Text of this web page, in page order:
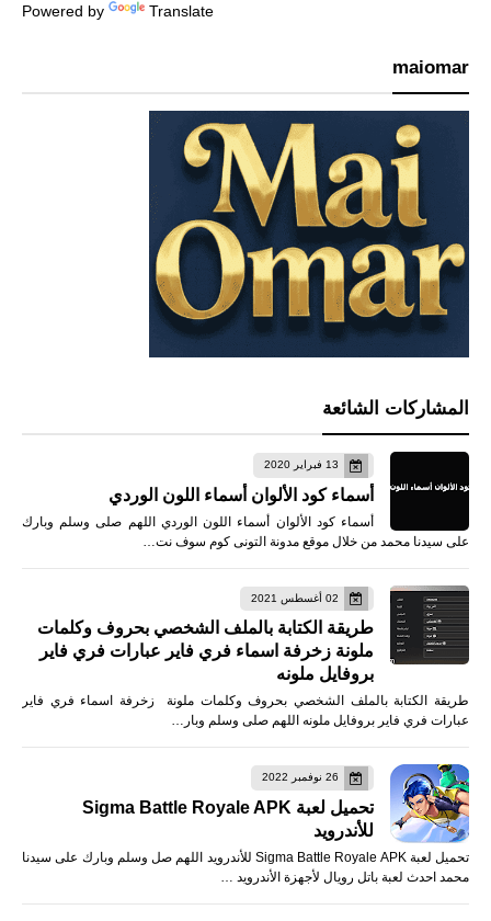
Powered by Translate
maiomar
المشاركات الشائعة
13 فبراير 2020
أسماء كود الألوان أسماء اللون الوردي
أسماء كود الألوان أسماء اللون الوردي اللهم صلى وسلم وبارك
على سيدنا محمد من خلال موقع مدونة التونى كوم سوف نت…
02 أغسطس 2021
طريقة الكتابة بالملف الشخصي بحروف وكلمات
ملونة زخرفة اسماء فري فاير عبارات فري فاير
بروفايل ملونه
طريقة الكتابة بالملف الشخصي بحروف وكلمات ملونة زخرفة اسماء فري فاير
عبارات فري فاير بروفايل ملونه اللهم صلى وسلم وبار…
26 نوفمبر 2022
تحميل لعبة Sigma Battle Royale APK
للأندرويد
تحميل لعبة Sigma Battle Royale APK للأندرويد اللهم صل وسلم وبارك على سيدنا
محمد احدث لعبة باتل رويال لأجهزة الأندرويد …